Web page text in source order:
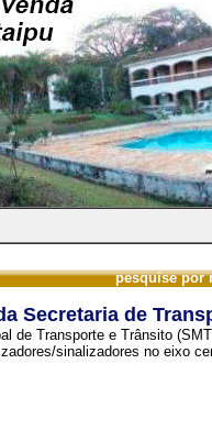
pesquise por
Secretaria de
de Transporte e Trânsito
sinalizadores no eixo